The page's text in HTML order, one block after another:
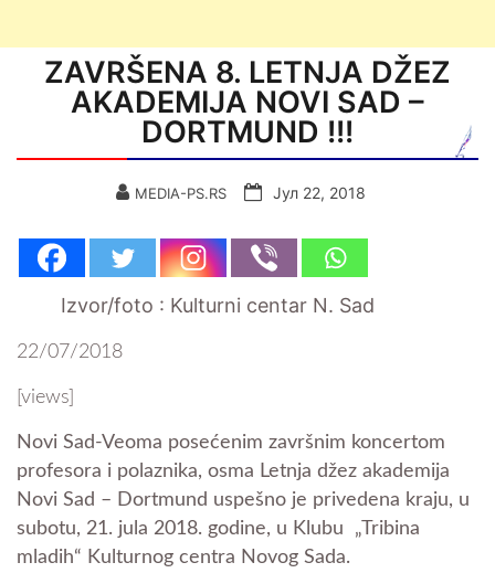
ZAVRŠENA 8. LETNJA DŽEZ
AKADEMIJA NOVI SAD –
DORTMUND !!!
MEDIA-PS.RS Јул 22, 2018
Izvor/foto : Kulturni centar N. Sad
22/07/2018
[views]
Novi Sad-Veoma posećenim završnim koncertom
profesora i polaznika, osma Letnja džez akademija
Novi Sad – Dortmund uspešno je privedena kraju, u
subotu, 21. jula 2018. godine, u Klubu „Tribina
mladih“ Kulturnog centra Novog Sada.